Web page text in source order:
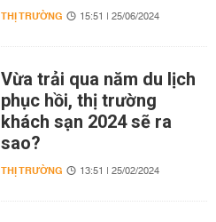
THỊ TRƯỜNG 15:51 | 25/06/2024
Vừa trải qua năm du lịch
phục hồi, thị trường
khách sạn 2024 sẽ ra
sao?
THỊ TRƯỜNG 13:51 | 25/02/2024